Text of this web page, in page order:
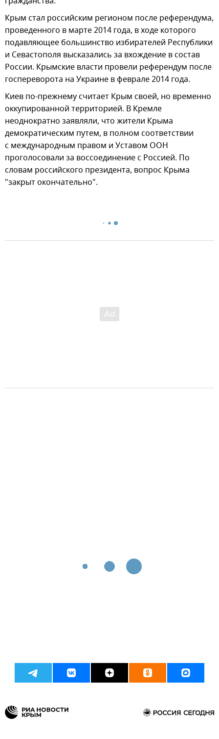
Крым стал российским регионом после референдума,
проведенного в марте 2014 года, в ходе которого
подавляющее большинство избирателей Республики
и Севастополя высказались за вхождение в состав
России. Крымские власти провели референдум после
госпереворота на Украине в феврале 2014 года.
Киев по-прежнему считает Крым своей, но временно
оккупированной территорией. В Кремле
неоднократно заявляли, что жители Крыма
демократическим путем, в полном соответствии
с международным правом и Уставом ООН
проголосовали за воссоединение с Россией. По
словам российского президента, вопрос Крыма
"закрыт окончательно".